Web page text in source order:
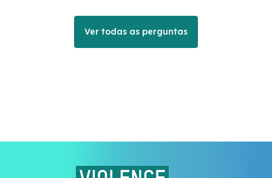
Ver todas as perguntas